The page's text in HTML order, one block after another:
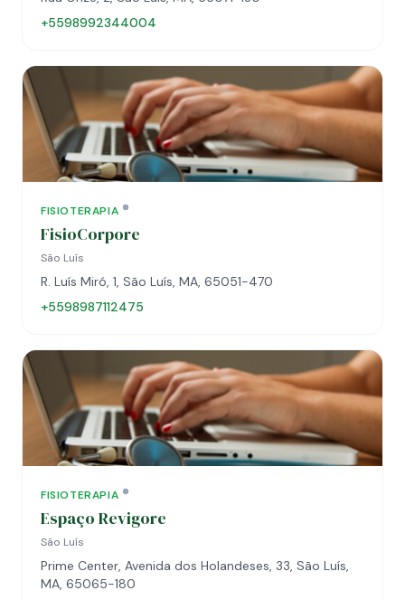
+5598992344004
FISIOTERAPIA
FisioCorpore
São Luís
R. Luís Miró, 1, São Luís, MA, 65051-470
+5598987112475
FISIOTERAPIA
Espaço Revigore
São Luís
Prime Center, Avenida dos Holandeses, 33, São Luís,
MA, 65065-180